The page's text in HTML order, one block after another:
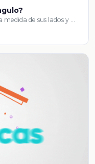
medida de sus lados y …